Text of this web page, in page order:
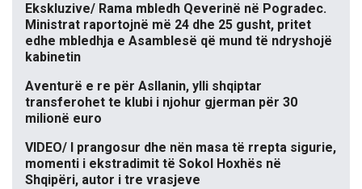
Ekskluzive/ Rama mbledh Qeverinë në Pogradec.
Ministrat raportojnë më 24 dhe 25 gusht, pritet
edhe mbledhja e Asamblesë që mund të ndryshojë
kabinetin
Aventurë e re për Asllanin, ylli shqiptar
transferohet te klubi i njohur gjerman për 30
milionë euro
VIDEO/ I prangosur dhe nën masa të rrepta sigurie,
momenti i ekstradimit të Sokol Hoxhës në
Shqipëri, autor i tre vrasjeve